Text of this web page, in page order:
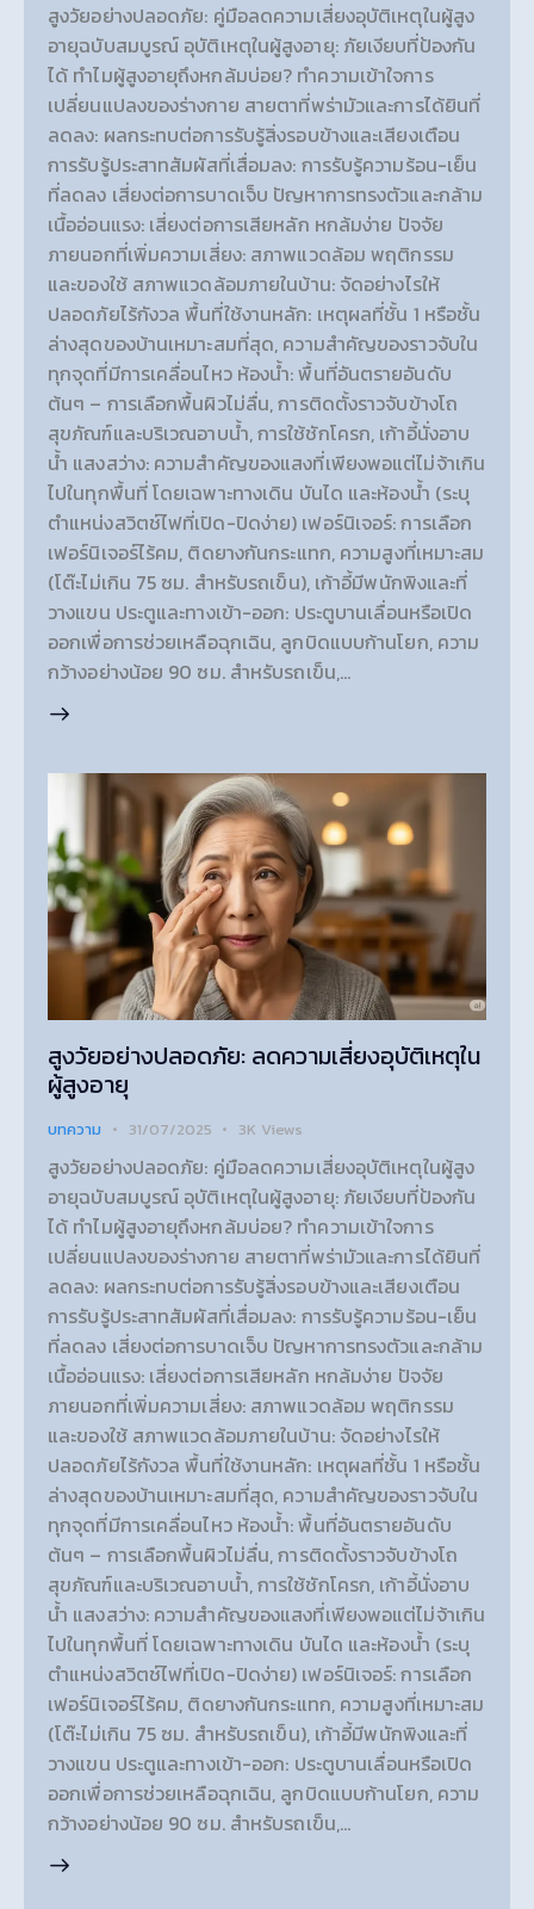
สูงวัยอย่างปลอดภัย: คู่มือลดความเสี่ยงอุบัติเหตุในผู้สูง
อายุฉบับสมบูรณ์ อุบัติเหตุในผู้สูงอายุ: ภัยเงียบที่ป้องกัน
ได้ ทำไมผู้สูงอายุถึงหกล้มบ่อย? ทำความเข้าใจการ
เปลี่ยนแปลงของร่างกาย สายตาที่พร่ามัวและการได้ยินที่
ลดลง: ผลกระทบต่อการรับรู้สิ่งรอบข้างและเสียงเตือน
การรับรู้ประสาทสัมผัสที่เสื่อมลง: การรับรู้ความร้อน-เย็น
ที่ลดลง เสี่ยงต่อการบาดเจ็บ ปัญหาการทรงตัวและกล้าม
เนื้ออ่อนแรง: เสี่ยงต่อการเสียหลัก หกล้มง่าย ปัจจัย
ภายนอกที่เพิ่มความเสี่ยง: สภาพแวดล้อม พฤติกรรม
และของใช้ สภาพแวดล้อมภายในบ้าน: จัดอย่างไรให้
ปลอดภัยไร้กังวล พื้นที่ใช้งานหลัก: เหตุผลที่ชั้น 1 หรือชั้น
ล่างสุดของบ้านเหมาะสมที่สุด, ความสำคัญของราวจับใน
ทุกจุดที่มีการเคลื่อนไหว ห้องน้ำ: พื้นที่อันตรายอันดับ
ต้นๆ – การเลือกพื้นผิวไม่ลื่น, การติดตั้งราวจับข้างโถ
สุขภัณฑ์และบริเวณอาบน้ำ, การใช้ชักโครก, เก้าอี้นั่งอาบ
น้ำ แสงสว่าง: ความสำคัญของแสงที่เพียงพอแต่ไม่จ้าเกิน
ไปในทุกพื้นที่ โดยเฉพาะทางเดิน บันได และห้องน้ำ (ระบุ
ตำแหน่งสวิตช์ไฟที่เปิด-ปิดง่าย) เฟอร์นิเจอร์: การเลือก
เฟอร์นิเจอร์ไร้คม, ติดยางกันกระแทก, ความสูงที่เหมาะสม
(โต๊ะไม่เกิน 75 ซม. สำหรับรถเข็น), เก้าอี้มีพนักพิงและที่
วางแขน ประตูและทางเข้า-ออก: ประตูบานเลื่อนหรือเปิด
ออกเพื่อการช่วยเหลือฉุกเฉิน, ลูกบิดแบบก้านโยก, ความ
กว้างอย่างน้อย 90 ซม. สำหรับรถเข็น,…
สูงวัยอย่างปลอดภัย: ลดความเสี่ยงอุบัติเหตุใน
ผู้สูงอายุ
บทความ 31/07/2025 3K Views
สูงวัยอย่างปลอดภัย: คู่มือลดความเสี่ยงอุบัติเหตุในผู้สูง
อายุฉบับสมบูรณ์ อุบัติเหตุในผู้สูงอายุ: ภัยเงียบที่ป้องกัน
ได้ ทำไมผู้สูงอายุถึงหกล้มบ่อย? ทำความเข้าใจการ
เปลี่ยนแปลงของร่างกาย สายตาที่พร่ามัวและการได้ยินที่
ลดลง: ผลกระทบต่อการรับรู้สิ่งรอบข้างและเสียงเตือน
การรับรู้ประสาทสัมผัสที่เสื่อมลง: การรับรู้ความร้อน-เย็น
ที่ลดลง เสี่ยงต่อการบาดเจ็บ ปัญหาการทรงตัวและกล้าม
เนื้ออ่อนแรง: เสี่ยงต่อการเสียหลัก หกล้มง่าย ปัจจัย
ภายนอกที่เพิ่มความเสี่ยง: สภาพแวดล้อม พฤติกรรม
และของใช้ สภาพแวดล้อมภายในบ้าน: จัดอย่างไรให้
ปลอดภัยไร้กังวล พื้นที่ใช้งานหลัก: เหตุผลที่ชั้น 1 หรือชั้น
ล่างสุดของบ้านเหมาะสมที่สุด, ความสำคัญของราวจับใน
ทุกจุดที่มีการเคลื่อนไหว ห้องน้ำ: พื้นที่อันตรายอันดับ
ต้นๆ – การเลือกพื้นผิวไม่ลื่น, การติดตั้งราวจับข้างโถ
สุขภัณฑ์และบริเวณอาบน้ำ, การใช้ชักโครก, เก้าอี้นั่งอาบ
น้ำ แสงสว่าง: ความสำคัญของแสงที่เพียงพอแต่ไม่จ้าเกิน
ไปในทุกพื้นที่ โดยเฉพาะทางเดิน บันได และห้องน้ำ (ระบุ
ตำแหน่งสวิตช์ไฟที่เปิด-ปิดง่าย) เฟอร์นิเจอร์: การเลือก
เฟอร์นิเจอร์ไร้คม, ติดยางกันกระแทก, ความสูงที่เหมาะสม
(โต๊ะไม่เกิน 75 ซม. สำหรับรถเข็น), เก้าอี้มีพนักพิงและที่
วางแขน ประตูและทางเข้า-ออก: ประตูบานเลื่อนหรือเปิด
ออกเพื่อการช่วยเหลือฉุกเฉิน, ลูกบิดแบบก้านโยก, ความ
กว้างอย่างน้อย 90 ซม. สำหรับรถเข็น,…